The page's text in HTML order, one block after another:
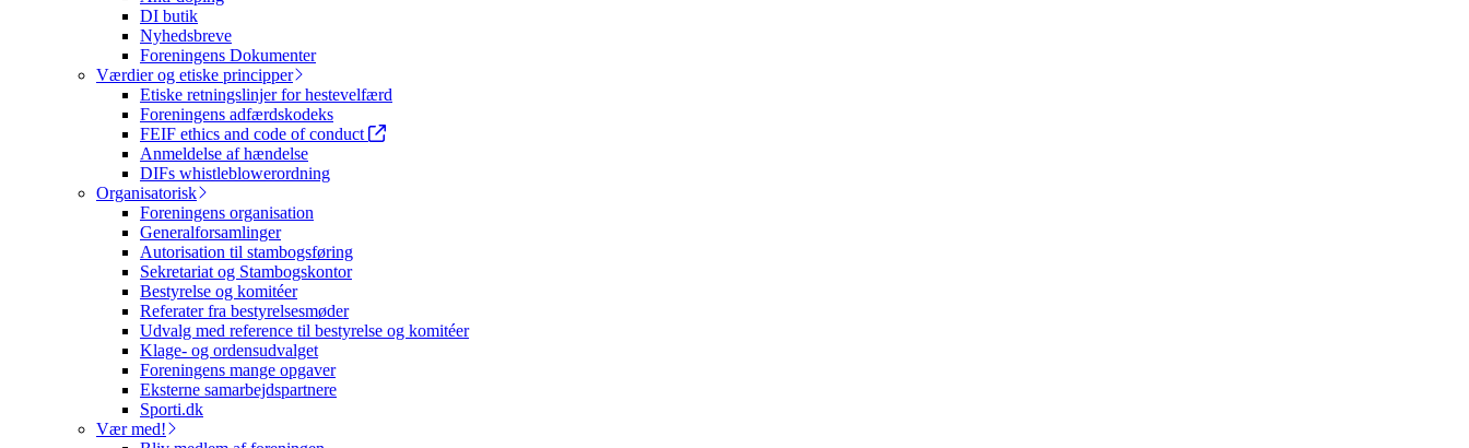
DI butik
Nyhedsbreve
Foreningens Dokumenter
Værdier og etiske principper
Etiske retningslinjer for hestevelfærd
Foreningens adfærdskodeks
FEIF ethics and code of conduct
Anmeldelse af hændelse
DIFs whistleblowerordning
Organisatorisk
Foreningens organisation
Generalforsamlinger
Autorisation til stambogsføring
Sekretariat og Stambogskontor
Bestyrelse og komitéer
Referater fra bestyrelsesmøder
Udvalg med reference til bestyrelse og komitéer
Klage- og ordensudvalget
Foreningens mange opgaver
Eksterne samarbejdspartnere
Sporti.dk
Vær med!